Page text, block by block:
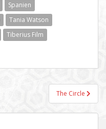
Spanien
Tania Watson
Tiberius Film
The Circle